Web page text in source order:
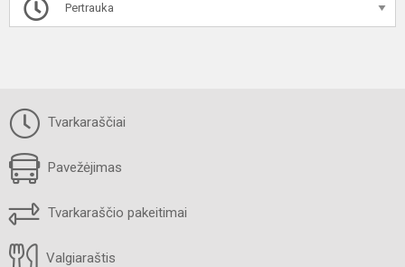
Pertrauka
Tvarkaraščiai
Pavežėjimas
Tvarkaraščio pakeitimai
Valgiaraštis